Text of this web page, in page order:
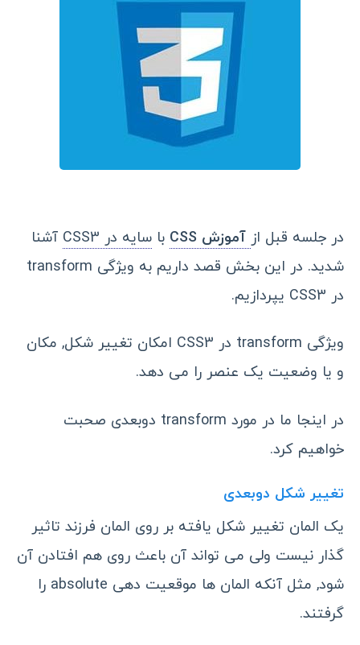
در جلسه قبل از آموزش CSS با سایه در CSS3
آشنا
شدید. در این بخش قصد داریم به ویژگی transform
در CSS3 یپردازیم.
ویژگی transform در CSS3 امکان تغییر شکل, مکان
و یا وضعیت یک عنصر را می دهد.
در اینجا ما در مورد transform دوبعدی صحبت
خواهیم کرد.
تغییر شکل دوبعدی
یک المان تغییر شکل یافته بر روی المان فرزند تاثیر
گذار نیست ولی می تواند آن باعث روی هم افتادن آن
شود, مثل آنکه المان ها موقعیت دهی absolute را
گرفتند.